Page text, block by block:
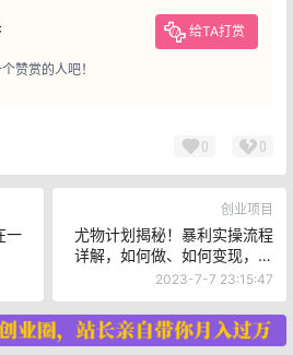
给TA打赏
赞赏的人吧！
0 0
一
创业项目
尤物计划揭秘！暴利实操流程
详解，如何做、如何变现，风
险与挑战都在这里！
2023-7-7 23:15:47